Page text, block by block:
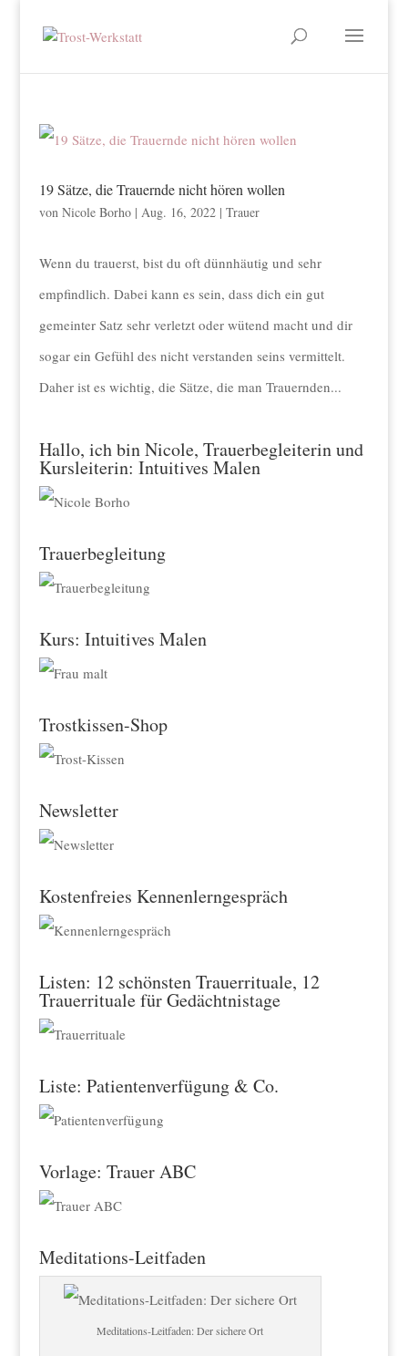
19 Sätze, die Trauernde nicht hören wollen
von Nicole Borho| Aug. 16, 2022| Trauer
Wenn du trauerst, bist du oft dünnhäutig und sehr
empfindlich. Dabei kann es sein, dass dich ein gut
gemeinter Satz sehr verletzt oder wütend macht und dir
sogar ein Gefühl des nicht verstanden seins vermittelt.
Daher ist es wichtig, die Sätze, die man Trauernden...
Hallo, ich bin Nicole, Trauerbegleiterin und
Kursleiterin: Intuitives Malen
Trauerbegleitung
Kurs: Intuitives Malen
Trostkissen-Shop
Newsletter
Kostenfreies Kennenlerngespräch
Listen: 12 schönsten Trauerrituale, 12
Trauerrituale für Gedächtnistage
Liste: Patientenverfügung & Co.
Vorlage: Trauer ABC
Meditations-Leitfaden
Meditations-Leitfaden: Der sichere Ort